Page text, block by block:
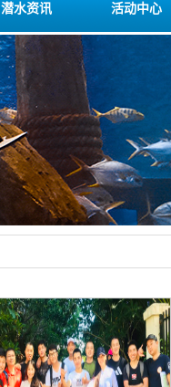
潜水资讯 活动中心